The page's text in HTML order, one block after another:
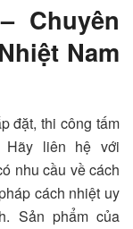
Chuyên
Nam
đặt, thi công tấm
Hãy liên hệ với
nhu cầu về cách
cách nhiệt uy
Sản phẩm của